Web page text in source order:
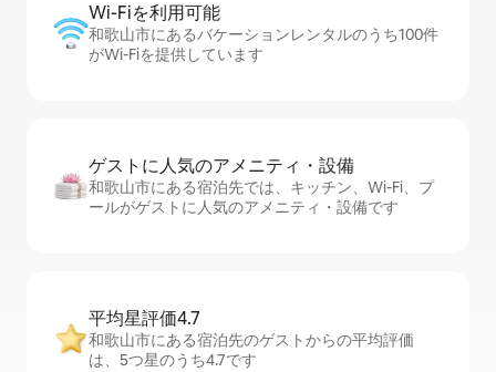
Wi-Fiを利⁠用⁠可⁠能
和歌山市にあるバケーションレンタルのうち100件
がWi-Fiを提供しています
ゲストに人⁠気⁠のア⁠メ⁠ニ⁠テ⁠ィ・設⁠備
和歌山市にある宿泊先では、キッチン、Wi-Fi、プ
ールがゲストに人気のアメニティ・設備です
平均星評価4.7
和歌山市にある宿泊先のゲストからの平均評価
は、5つ星のうち4.7です